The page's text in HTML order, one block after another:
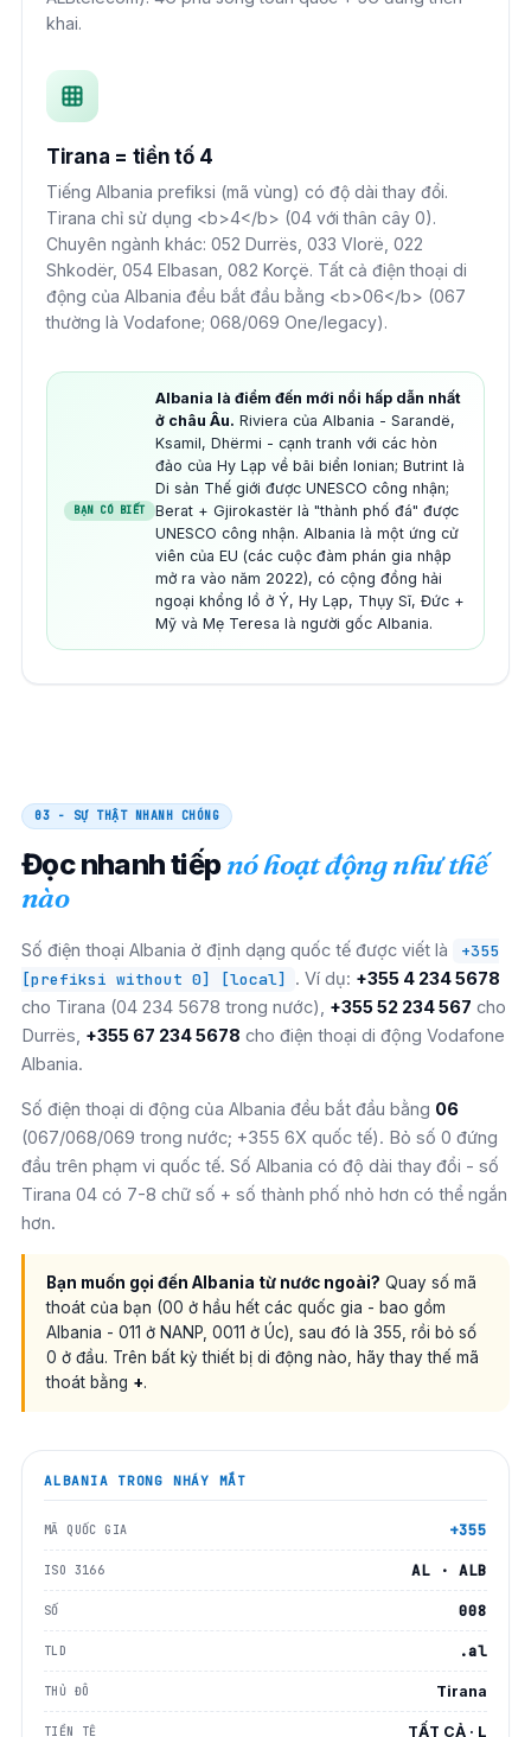
khai.
Tirana = tiền tố 4
Tiếng Albania prefiksi (mã vùng) có độ dài thay đổi.
Tirana chỉ sử dụng <b>4</b> (04 với thân cây 0).
Chuyên ngành khác: 052 Durrës, 033 Vlorë, 022
Shkodër, 054 Elbasan, 082 Korçë. Tất cả điện thoại di
động của Albania đều bắt đầu bằng <b>06</b> (067
thường là Vodafone; 068/069 One/legacy).
BẠN CÓ BIẾT
Albania là điểm đến mới nổi hấp dẫn nhất
ở châu Âu. Riviera của Albania - Sarandë,
Ksamil, Dhërmi - cạnh tranh với các hòn
đảo của Hy Lạp về bãi biển Ionian; Butrint là
Di sản Thế giới được UNESCO công nhận;
Berat + Gjirokastër là "thành phố đá" được
UNESCO công nhận. Albania là một ứng cử
viên của EU (các cuộc đàm phán gia nhập
mở ra vào năm 2022), có cộng đồng hải
ngoại khổng lồ ở Ý, Hy Lạp, Thụy Sĩ, Đức +
Mỹ và Mẹ Teresa là người gốc Albania.
03 - SỰ THẬT NHANH CHÓNG
Đọc nhanh tiếpnó hoạt động như thế
nào
Số điện thoại Albania ở định dạng quốc tế được viết là
+355
[prefiksi without 0] [local]
. Ví dụ: +355 4 234 5678
cho Tirana (04 234 5678 trong nước), +355 52 234 567 cho
Durrës, +355 67 234 5678 cho điện thoại di động Vodafone
Albania.
Số điện thoại di động của Albania đều bắt đầu bằng 06
(067/068/069 trong nước; +355 6X quốc tế). Bỏ số 0 đứng
đầu trên phạm vi quốc tế. Số Albania có độ dài thay đổi - số
Tirana 04 có 7-8 chữ số + số thành phố nhỏ hơn có thể ngắn
hơn.
Bạn muốn gọi đến Albania từ nước ngoài? Quay số mã
thoát của bạn (00 ở hầu hết các quốc gia - bao gồm
Albania - 011 ở NANP, 0011 ở Úc), sau đó là 355, rồi bỏ số
0 ở đầu. Trên bất kỳ thiết bị di động nào, hãy thay thế mã
thoát bằng +.
ALBANIA TRONG NHÁY MẮT
MÃ QUỐC GIA +355
ISO 3166 AL · ALB
SỐ 008
TLD .al
THỦ ĐÔ Tirana
TIỀN TỆ TẤT CẢ · L